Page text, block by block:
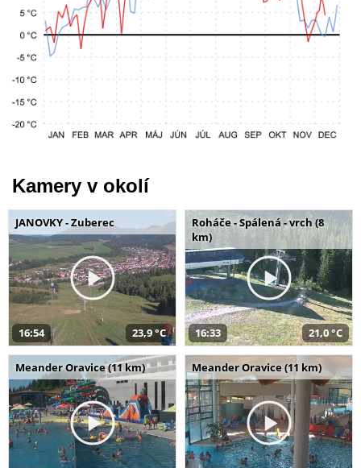
Kamery v okolí
JANOVKY - Zuberec
16:54 23,9 °C
Roháče - Spálená - vrch (8
km)
16:33 21,0 °C
Meander Oravice (11 km) Meander Oravice (11 km)